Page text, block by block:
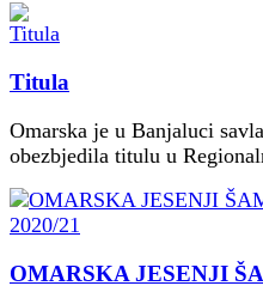
Titula
Omarska je u Banjaluci
obezbjedila titulu u
OMARSKA JESENJI